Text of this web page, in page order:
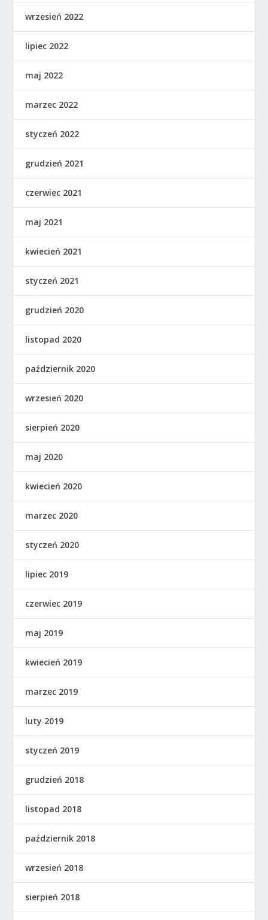
wrzesień 2022
lipiec 2022
maj 2022
marzec 2022
styczeń 2022
grudzień 2021
czerwiec 2021
maj 2021
kwiecień 2021
styczeń 2021
grudzień 2020
listopad 2020
październik 2020
wrzesień 2020
sierpień 2020
maj 2020
kwiecień 2020
marzec 2020
styczeń 2020
lipiec 2019
czerwiec 2019
maj 2019
kwiecień 2019
marzec 2019
luty 2019
styczeń 2019
grudzień 2018
listopad 2018
październik 2018
wrzesień 2018
sierpień 2018